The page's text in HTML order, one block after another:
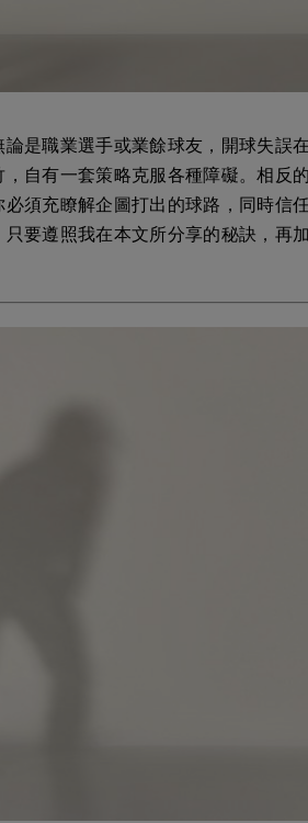
是職業選手或業餘球友，開球失誤
自有一套策略克服各種障礙。相反的
須充瞭解企圖打出的球路，同時信
要遵照我在本文所分享的秘訣，再